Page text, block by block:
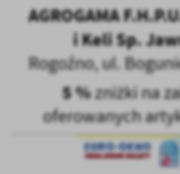
AGROGAMA
i Keli Sp.
Rogoźno, ul.
5 %zniżki na
oferowanych